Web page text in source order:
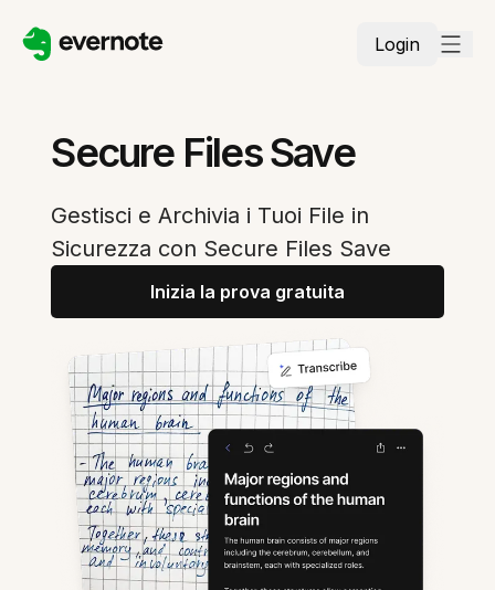
Login
Secure Files Save
Gestisci e Archivia i Tuoi File in
Sicurezza con Secure Files Save
Inizia la prova gratuita